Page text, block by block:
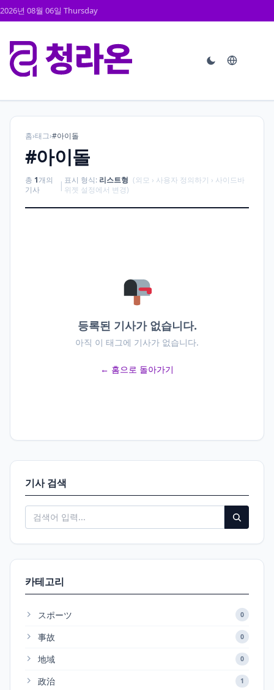
2026년 08월 06일 Thursday
홈›태그›#아이돌
#아이돌
총 1개의
기사
| 표시 형식: 리스트형 (외모 › 사용자 정의하기 › 사이드바
위젯 설정에서 변경)
등록된 기사가 없습니다.
아직 이 태그에 기사가 없습니다.
← 홈으로 돌아가기
기사 검색
카테고리
スポーツ 0
事故 0
地域 0
政治 1